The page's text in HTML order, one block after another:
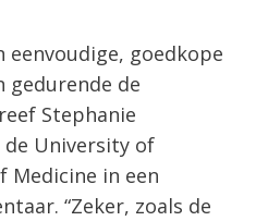
eenvoudige, goedkope
gedurende de
Stephanie
de University of
Medicine in een
“Zeker, zoals de